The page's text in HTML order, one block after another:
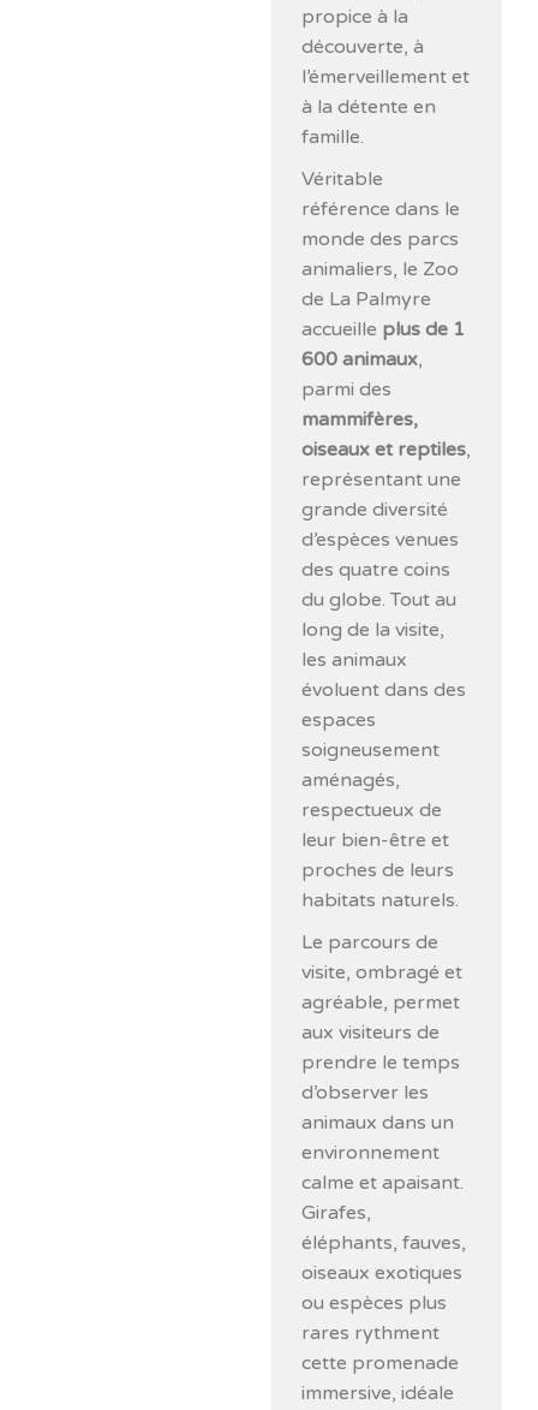
propice à la
découverte, à
l’émerveillement et
à la détente en
famille.
Véritable
référence dans le
monde des parcs
animaliers, le Zoo
de La Palmyre
accueille plus de 1
600 animaux,
parmi des
mammifères,
oiseaux et reptiles,
représentant une
grande diversité
d’espèces venues
des quatre coins
du globe. Tout au
long de la visite,
les animaux
évoluent dans des
espaces
soigneusement
aménagés,
respectueux de
leur bien-être et
proches de leurs
habitats naturels.
Le parcours de
visite, ombragé et
agréable, permet
aux visiteurs de
prendre le temps
d’observer les
animaux dans un
environnement
calme et apaisant.
Girafes,
éléphants, fauves,
oiseaux exotiques
ou espèces plus
rares rythment
cette promenade
immersive, idéale